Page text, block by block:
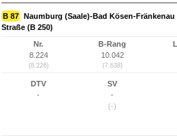
B 87 Naumburg (Saale)-Bad Kösen-
Straße (B 250)
Nr.
8.224
(8.226)
B-Rang
10.042
(7.638)
DTV
-
SV
-
(-)